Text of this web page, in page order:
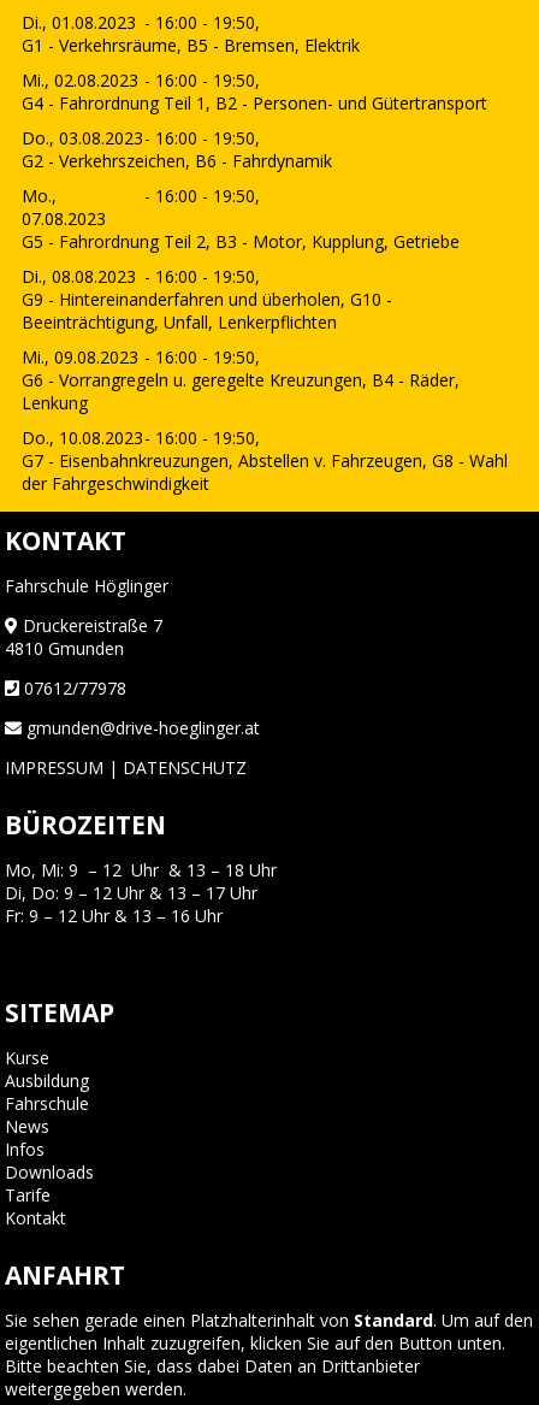
Di., 01.08.2023 - 16:00 - 19:50,
G1 - Verkehrsräume, B5 - Bremsen, Elektrik
Mi., 02.08.2023 - 16:00 - 19:50,
G4 - Fahrordnung Teil 1, B2 - Personen- und Gütertransport
Do., 03.08.2023- 16:00 - 19:50,
G2 - Verkehrszeichen, B6 - Fahrdynamik
Mo.,
07.08.2023
- 16:00 - 19:50,
G5 - Fahrordnung Teil 2, B3 - Motor, Kupplung, Getriebe
Di., 08.08.2023 - 16:00 - 19:50,
G9 - Hintereinanderfahren und überholen, G10 -
Beeinträchtigung, Unfall, Lenkerpflichten
Mi., 09.08.2023 - 16:00 - 19:50,
G6 - Vorrangregeln u. geregelte Kreuzungen, B4 - Räder,
Lenkung
Do., 10.08.2023- 16:00 - 19:50,
G7 - Eisenbahnkreuzungen, Abstellen v. Fahrzeugen, G8 - Wahl
der Fahrgeschwindigkeit
KONTAKT
Fahrschule Höglinger
Druckereistraße 7
4810 Gmunden
07612/77978
gmunden@drive-hoeglinger.at
IMPRESSUM | DATENSCHUTZ
BÜROZEITEN
Mo, Mi: 9 – 12 Uhr & 13 – 18 Uhr
Di, Do: 9 – 12 Uhr & 13 – 17 Uhr
Fr: 9 – 12 Uhr & 13 – 16 Uhr
SITEMAP
Kurse
Ausbildung
Fahrschule
News
Infos
Downloads
Tarife
Kontakt
ANFAHRT
Sie sehen gerade einen Platzhalterinhalt von Standard. Um auf den
eigentlichen Inhalt zuzugreifen, klicken Sie auf den Button unten.
Bitte beachten Sie, dass dabei Daten an Drittanbieter
weitergegeben werden.